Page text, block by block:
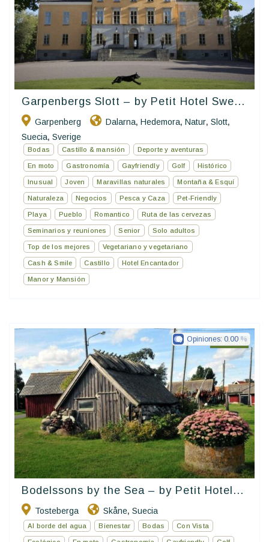
Garpenbergs Slott – by Petit Hotel Swe...
Garpenberg Dalarna, Hedemora, Natur, Slott,
Suecia, Sverige
Bodas Castillo & mansión Deporte y aventuras
En moto Gastronomía Gayfriendly Golf Histórico
Inusual Joven Maravillas naturales Montaña & Esquí
Naturaleza Negocios Pesca y Caza Pet-Friendly
Playa Pueblo Romantico Ruta de las cervezas
Seminarios y reuniones Senior Solo adultos
Top de los mejores Vegetariano y vegetariano
Cash & Smile Castillo Hotel Encantador
Manor y Mansión
Petit Hotel
Bodelssons by the Sea – by Petit Hotel...
Tosteberga Skåne, Suecia
Opiniones: 0.00
Al borde del agua Bienestar Bodas Con Vista